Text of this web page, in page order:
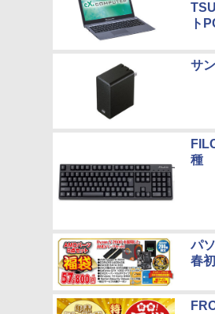
ト
サ
種
パ
春